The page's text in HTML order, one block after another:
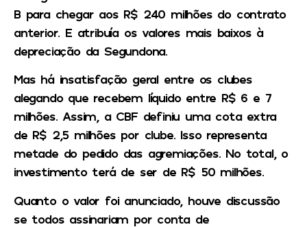
B para chegar aos R$ 240 milhões do contrato
anterior. E atribuía os valores mais baixos à
depreciação da Segundona.
Mas há insatisfação geral entre os clubes
alegando que recebem líquido entre R$ 6 e 7
milhões. Assim, a CBF definiu uma cota extra
de R$ 2,5 milhões por clube. Isso representa
metade do pedido das agremiações. No total, o
investimento terá de ser de R$ 50 milhões.
Quanto o valor foi anunciado, houve discussão
se todos assinariam por conta de